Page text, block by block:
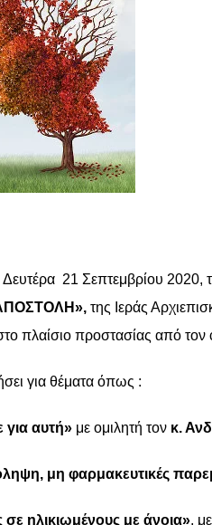
Δευτέρα 21 Σεπτεμβρίου 2020,
της Ιεράς
πλαίσιο προστασίας από
για θέματα όπως :
για αυτή» με ομιλητή τον κ.
μη φαρμακευτικές
ηλικιωμένους με άνοια»,